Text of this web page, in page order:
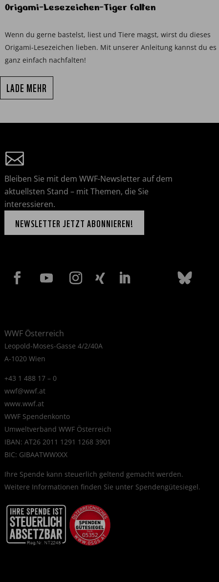
Origami-Lesezeichen-Tiger falten
Wenn du gerne bastelst, liest und Tiere magst, wirst du dieses
Origami-Lesezeichen lieben. Mit unserer Anleitung kannst du es
ganz einfach nachfalten!
LADE MEHR
Bleiben Sie mit dem WWF-Newsletter auf dem
aktuellsten Stand – mit Themen, die Sie
interessieren.
NEWSLETTER JETZT ABONNIEREN!
WWF Österreich
Leopold-Moses-Gasse 4/2/40A
A-1020 Wien
+43 1 488 17 – 0
wwf@wwf.at
www.wwf.at
WWF Spendenkonto
Umweltverband WWF Österreich
IBAN: AT26 2011 1291 1268 3901
BIC: GIBAATWWXXX
Ihre Spende kann steuerlich geltend gemacht werden.
Weitere Informationen finden Sie unter Spendengütesiegel.